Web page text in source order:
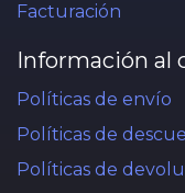
Facturación
Información al
Políticas de envío
Políticas de
Políticas de